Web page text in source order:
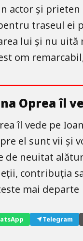
actor și prieten
traseul ei
lui și nu
om
Oprea îl
îl vede pe
el sunt vii și
de neuitat
contribuția
mai departe
Telegram